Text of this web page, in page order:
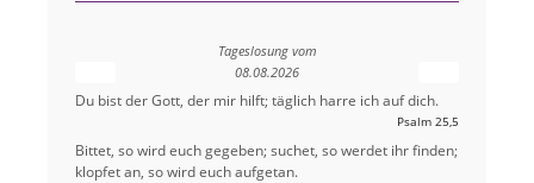
Tageslosung vom
08.08.2026
Du bist der Gott, der mir hilft; täglich harre ich auf dich.
Psalm 25,5
Bittet, so wird euch gegeben; suchet, so werdet ihr finden;
klopfet an, so wird euch aufgetan.